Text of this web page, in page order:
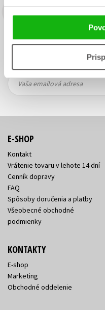
Budete to vedieť
výhodná zľava, aká beží súťaž
Vaša
emailová
Vaša
emailová
Vaša emailová adresa
E-SHOP
Kontakt
Vrátenie tovaru v lehote 14 dní
Cenník dopravy
FAQ
Spôsoby doručenia a platby
Všeobecné obchodné
podmienky
KONTAKTY
E-shop
Marketing
Obchodné oddelenie